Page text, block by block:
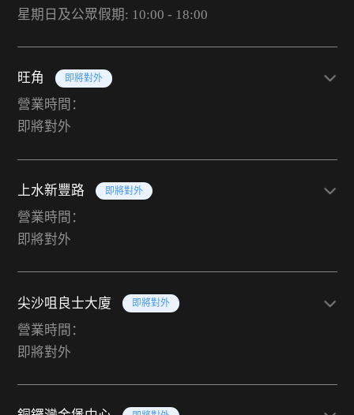
星期日及公眾假期: 10:00 - 18:00
旺角 即將對外
營業時間：
即將對外
上水新豐路 即將對外
營業時間：
即將對外
尖沙咀良士大廈 即將對外
營業時間：
即將對外